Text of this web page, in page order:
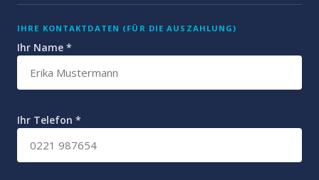
IHRE KONTAKTDATEN (FÜR DIE AUSZAHLUNG)
Ihr Name *
Ihr Telefon *